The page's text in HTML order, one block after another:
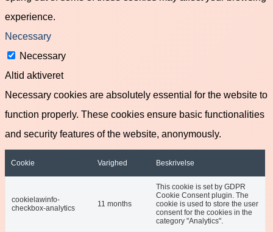
experience.
Necessary
Necessary
Altid aktiveret
Necessary cookies are absolutely essential for the website to
function properly. These cookies ensure basic functionalities
and security features of the website, anonymously.
Cookie Varighed Beskrivelse
cookielawinfo-
checkbox-analytics
11 months
This cookie is set by GDPR
Cookie Consent plugin. The
cookie is used to store the user
consent for the cookies in the
category "Analytics".